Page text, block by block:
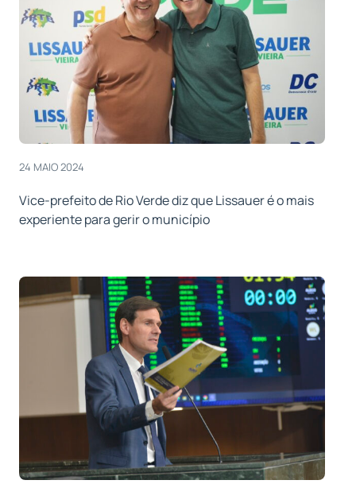
24 MAIO 2024
Vice-prefeito de Rio Verde diz que Lissauer é o mais
experiente para gerir o município